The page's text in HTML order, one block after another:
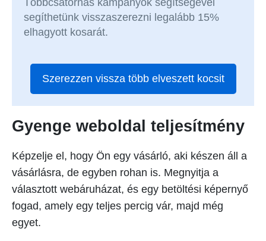
segíthetünk visszaszerezni legalább 15%
elhagyott kosarát.
Szerezzen vissza több elveszett kocsit
Gyenge weboldal teljesítmény
Képzelje el, hogy Ön egy vásárló, aki készen áll a
vásárlásra, de egyben rohan is. Megnyitja a
választott webáruházat, és egy betöltési képernyő
fogad, amely egy teljes percig vár, majd még
egyet.